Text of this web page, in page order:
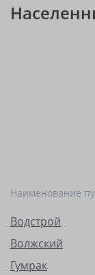
Наименование
Водстрой
Волжский
Гумрак